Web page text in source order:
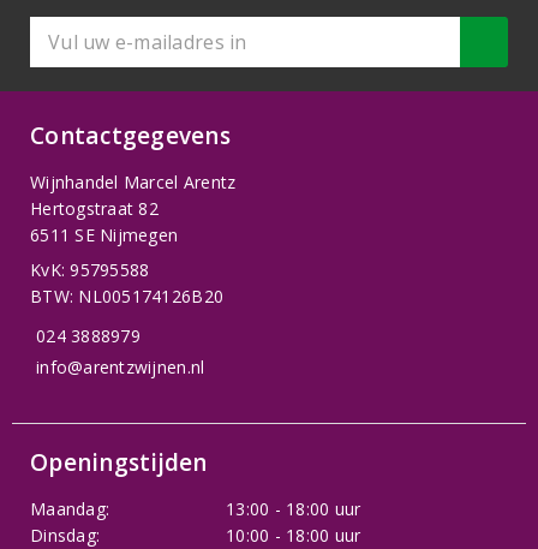
Contactgegevens
Wijnhandel Marcel Arentz
Hertogstraat 82
6511 SE Nijmegen
KvK: 95795588
BTW: NL005174126B20
024 3888979
info@arentzwijnen.nl
Openingstijden
Maandag:
13:00 - 18:00 uur
Dinsdag:
10:00 - 18:00 uur